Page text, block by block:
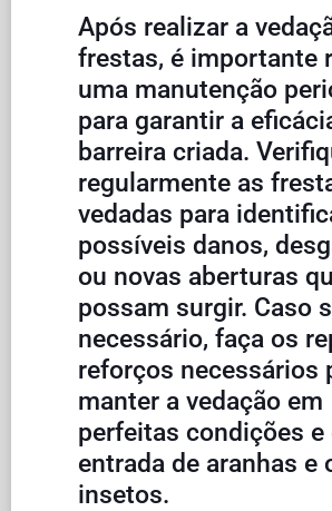
Após realizar a
frestas, é importante
uma manutenção
para garantir a
barreira criada.
regularmente as
vedadas para
possíveis danos,
ou novas aberturas
possam surgir. Caso
necessário, faça os
reforços necessários
manter a vedação em
perfeitas condições e
entrada de aranhas e
insetos.